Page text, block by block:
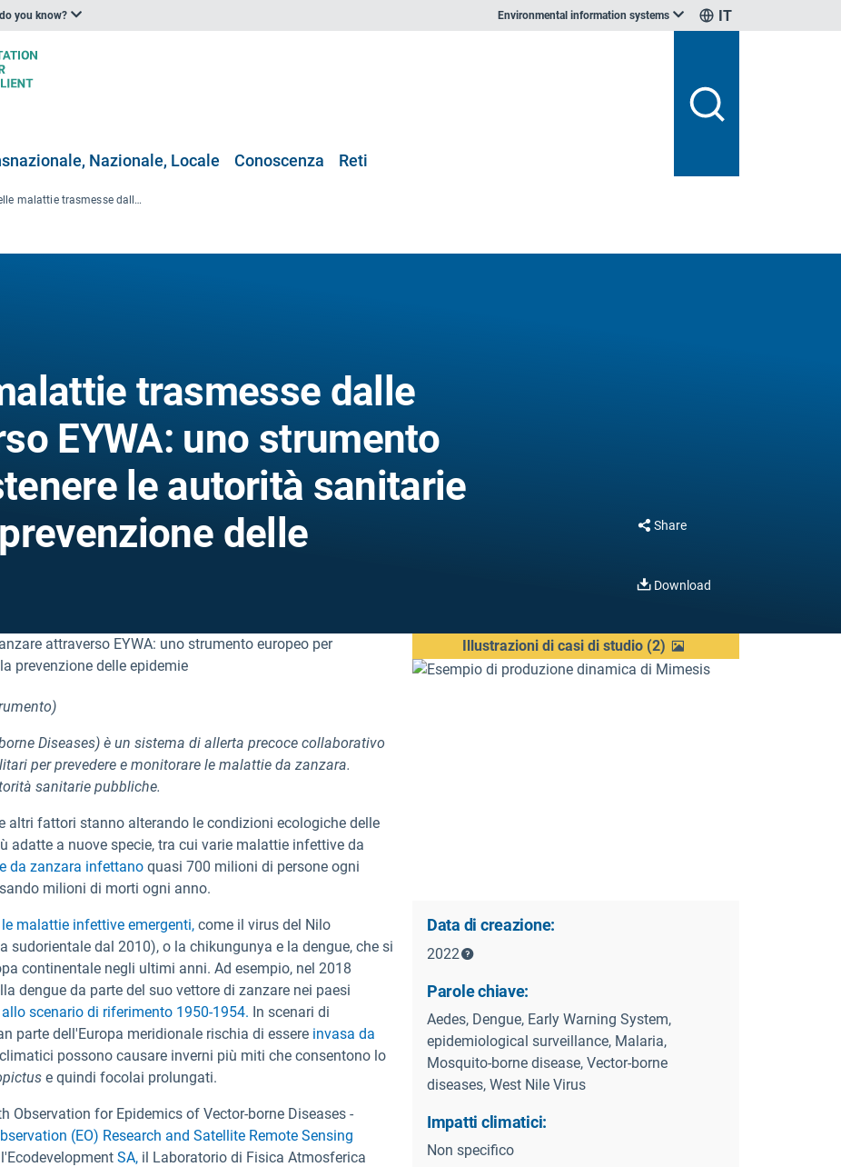
you know? Environmental information systems IT
Nazionale, Locale Conoscenza Reti
Gestione delle malattie trasmesse dalle zanzare attraverso EYWA: uno strumento europeo per sostenere le autorità sanitarie pubbliche nella prevenzione delle epidemie
trasmesse dalle
EYWA: uno strumento
le autorità sanitarie
delle
Share
Download
Diseases) è un sistema di allerta precoce collaborativo
per prevedere e monitorare le malattie da zanzara.
sanitarie pubbliche.
fattori stanno alterando le condizioni ecologiche delle
adatte a nuove specie, tra cui varie malattie infettive da
da zanzara infettano quasi 700 milioni di persone ogni
milioni di morti ogni anno.
le malattie infettive emergenti, come il virus del Nilo
sudorientale dal 2010), o la chikungunya e la dengue, che si
continentale negli ultimi anni. Ad esempio, nel 2018
dengue da parte del suo vettore di zanzare nei paesi
scenario di riferimento 1950-1954. In scenari di
parte dell'Europa meridionale rischia di essere invasa da
possono causare inverni più miti che consentono lo
e quindi focolai prolungati.
Observation for Epidemics of Vector-borne Diseases -
(EO) Research and Satellite Remote Sensing
l'Ecodevelopment SA, il Laboratorio di Fisica Atmosferica
Illustrazioni di casi di studio(2)
Data di creazione:
2022
Parole chiave:
Aedes, Dengue, Early Warning System,
epidemiological surveillance, Malaria,
Mosquito-borne disease, Vector-borne
diseases, West Nile Virus
Impatti climatici:
Non specifico